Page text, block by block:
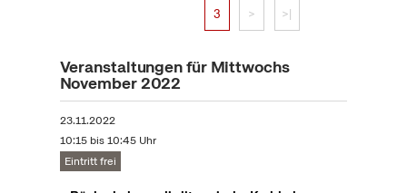
3 > >|
Veranstaltungen für Mittwochs
November 2022
23.11.2022
10:15 bis 10:45 Uhr
Eintritt frei